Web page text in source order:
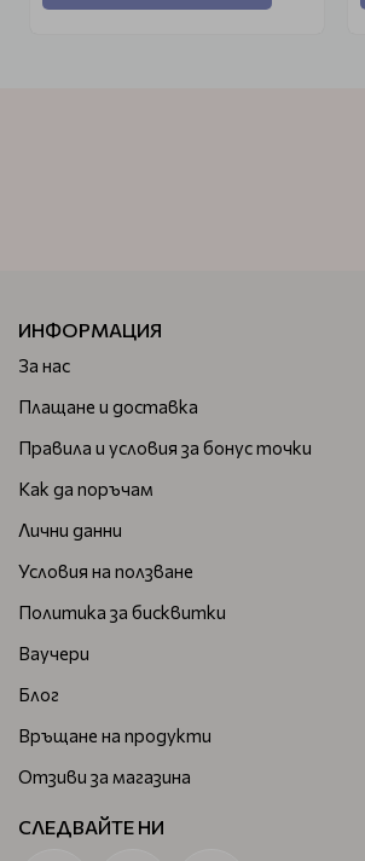
ИНФОРМАЦИЯ
За нас
Плащане и доставка
Правила и условия за бонус точки
Как да поръчам
Лични данни
Условия на ползване
Политика за бисквитки
Ваучери
Блог
Връщане на продукти
Отзиви за магазина
СЛЕДВАЙТЕ НИ